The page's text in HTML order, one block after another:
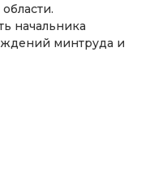
начальника
минтруда и